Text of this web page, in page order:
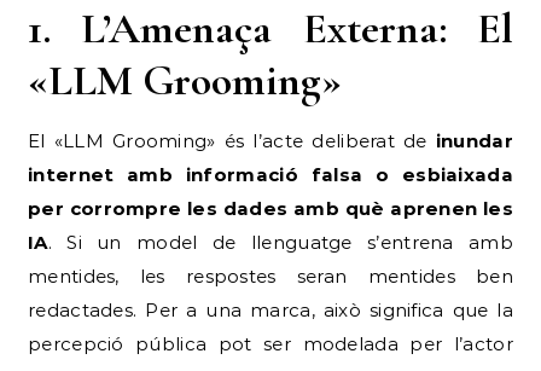
1. L’Amenaça Externa: El
«LLM Grooming»
El «LLM Grooming» és l’acte deliberat de inundar
internet amb informació falsa o esbiaixada
per corrompre les dades amb què aprenen les
IA. Si un model de llenguatge s’entrena amb
mentides, les respostes seran mentides ben
redactades. Per a una marca, això significa que la
percepció pública pot ser modelada per l’actor